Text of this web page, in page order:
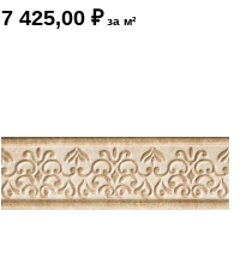
7 425,00 ₽ за м²